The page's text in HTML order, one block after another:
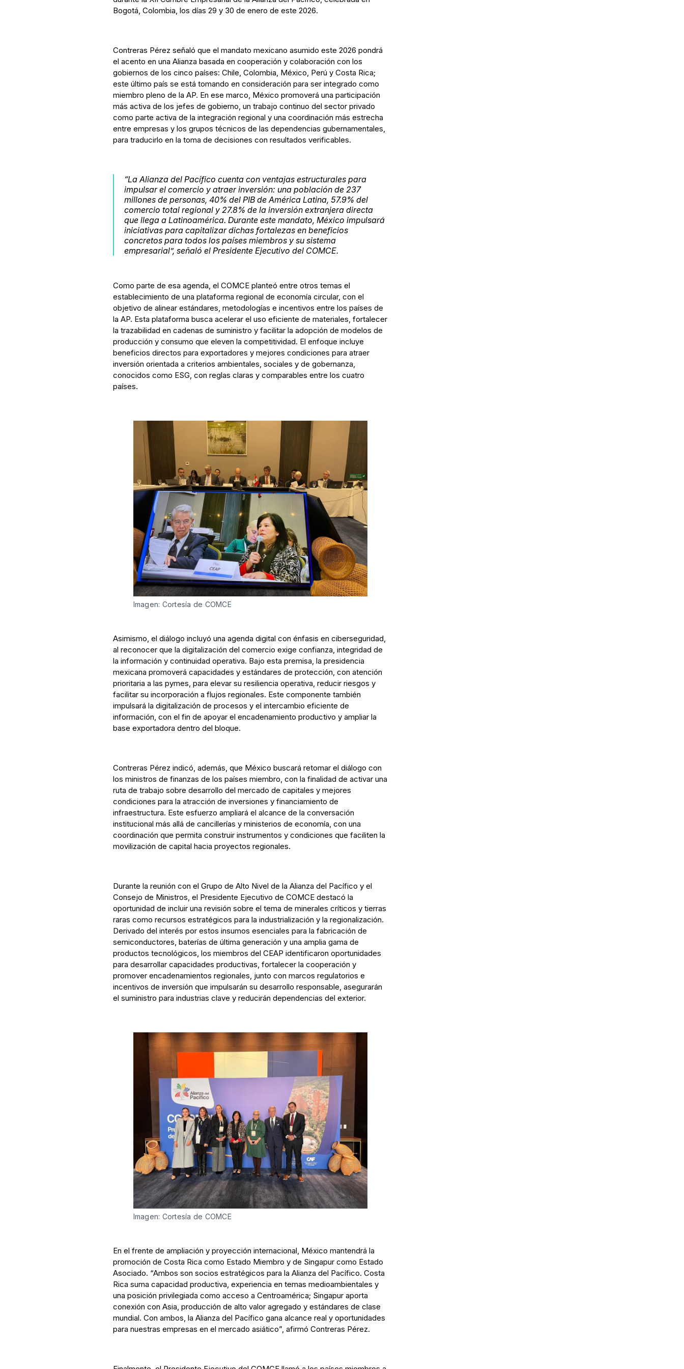
Bogotá, Colombia, los días 29 y 30 de enero de este 2026.
Contreras Pérez señaló que el mandato mexicano asumido este 2026 pondrá
el acento en una Alianza basada en cooperación y colaboración con los
gobiernos de los cinco países: Chile, Colombia, México, Perú y Costa Rica;
este último país se está tomando en consideración para ser integrado como
miembro pleno de la AP. En ese marco, México promoverá una participación
más activa de los jefes de gobierno, un trabajo continuo del sector privado
como parte activa de la integración regional y una coordinación más estrecha
entre empresas y los grupos técnicos de las dependencias gubernamentales,
para traducirlo en la toma de decisiones con resultados verificables.
“La Alianza del Pacífico cuenta con ventajas estructurales para
impulsar el comercio y atraer inversión: una población de 237
millones de personas, 40% del PIB de América Latina, 57.9% del
comercio total regional y 27.8% de la inversión extranjera directa
que llega a Latinoamérica. Durante este mandato, México impulsará
iniciativas para capitalizar dichas fortalezas en beneficios
concretos para todos los países miembros y su sistema
empresarial”, señaló el Presidente Ejecutivo del COMCE.
Como parte de esa agenda, el COMCE planteó entre otros temas el
establecimiento de una plataforma regional de economía circular, con el
objetivo de alinear estándares, metodologías e incentivos entre los países de
la AP. Esta plataforma busca acelerar el uso eficiente de materiales, fortalecer
la trazabilidad en cadenas de suministro y facilitar la adopción de modelos de
producción y consumo que eleven la competitividad. El enfoque incluye
beneficios directos para exportadores y mejores condiciones para atraer
inversión orientada a criterios ambientales, sociales y de gobernanza,
conocidos como ESG, con reglas claras y comparables entre los cuatro
países.
Imagen: Cortesía de COMCE
Asimismo, el diálogo incluyó una agenda digital con énfasis en ciberseguridad,
al reconocer que la digitalización del comercio exige confianza, integridad de
la información y continuidad operativa. Bajo esta premisa, la presidencia
mexicana promoverá capacidades y estándares de protección, con atención
prioritaria a las pymes, para elevar su resiliencia operativa, reducir riesgos y
facilitar su incorporación a flujos regionales. Este componente también
impulsará la digitalización de procesos y el intercambio eficiente de
información, con el fin de apoyar el encadenamiento productivo y ampliar la
base exportadora dentro del bloque.
Contreras Pérez indicó, además, que México buscará retomar el diálogo con
los ministros de finanzas de los países miembro, con la finalidad de activar una
ruta de trabajo sobre desarrollo del mercado de capitales y mejores
condiciones para la atracción de inversiones y financiamiento de
infraestructura. Este esfuerzo ampliará el alcance de la conversación
institucional más allá de cancillerías y ministerios de economía, con una
coordinación que permita construir instrumentos y condiciones que faciliten la
movilización de capital hacia proyectos regionales.
Durante la reunión con el Grupo de Alto Nivel de la Alianza del Pacífico y el
Consejo de Ministros, el Presidente Ejecutivo de COMCE destacó la
oportunidad de incluir una revisión sobre el tema de minerales críticos y tierras
raras como recursos estratégicos para la industrialización y la regionalización.
Derivado del interés por estos insumos esenciales para la fabricación de
semiconductores, baterías de última generación y una amplia gama de
productos tecnológicos, los miembros del CEAP identificaron oportunidades
para desarrollar capacidades productivas, fortalecer la cooperación y
promover encadenamientos regionales, junto con marcos regulatorios e
incentivos de inversión que impulsarán su desarrollo responsable, asegurarán
el suministro para industrias clave y reducirán dependencias del exterior.
Imagen: Cortesía de COMCE
En el frente de ampliación y proyección internacional, México mantendrá la
promoción de Costa Rica como Estado Miembro y de Singapur como Estado
Asociado. “Ambos son socios estratégicos para la Alianza del Pacífico. Costa
Rica suma capacidad productiva, experiencia en temas medioambientales y
una posición privilegiada como acceso a Centroamérica; Singapur aporta
conexión con Asia, producción de alto valor agregado y estándares de clase
mundial. Con ambos, la Alianza del Pacífico gana alcance real y oportunidades
para nuestras empresas en el mercado asiático”, afirmó Contreras Pérez.